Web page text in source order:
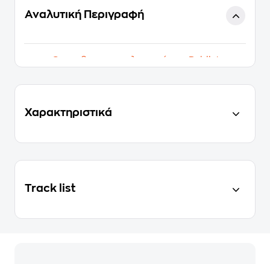
Αναλυτική Περιγραφή
Θα το βρεις αποκλειστικά στα Public!
Χαρακτηριστικά
Track list